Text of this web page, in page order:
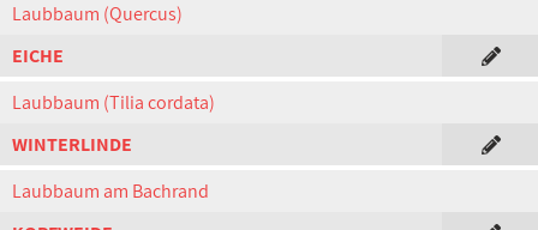
Laubbaum (Quercus)
EICHE
Laubbaum (Tilia cordata)
WINTERLINDE
Laubbaum am Bachrand